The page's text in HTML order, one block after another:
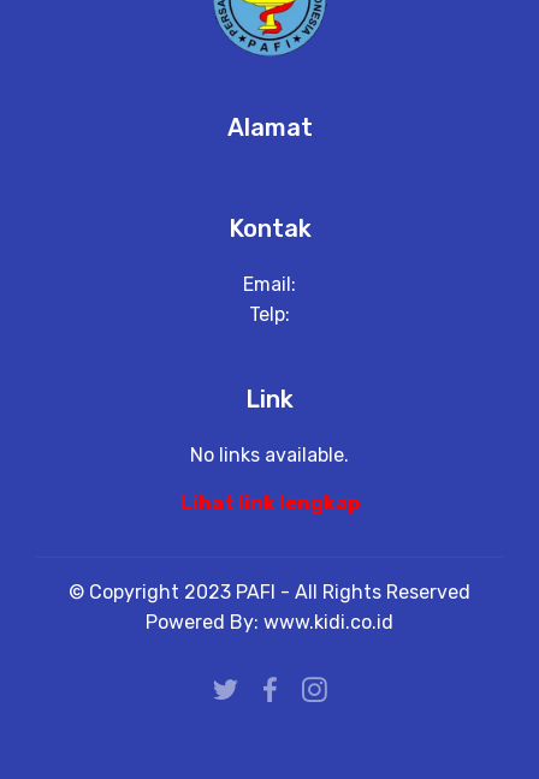
Alamat
Kontak
Email:
Telp:
Link
No links available.
Lihat link lengkap
© Copyright 2023 PAFI - All Rights Reserved
Powered By: www.kidi.co.id